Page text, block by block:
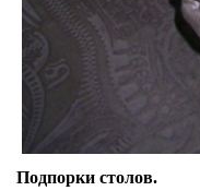
Подпорки столов.